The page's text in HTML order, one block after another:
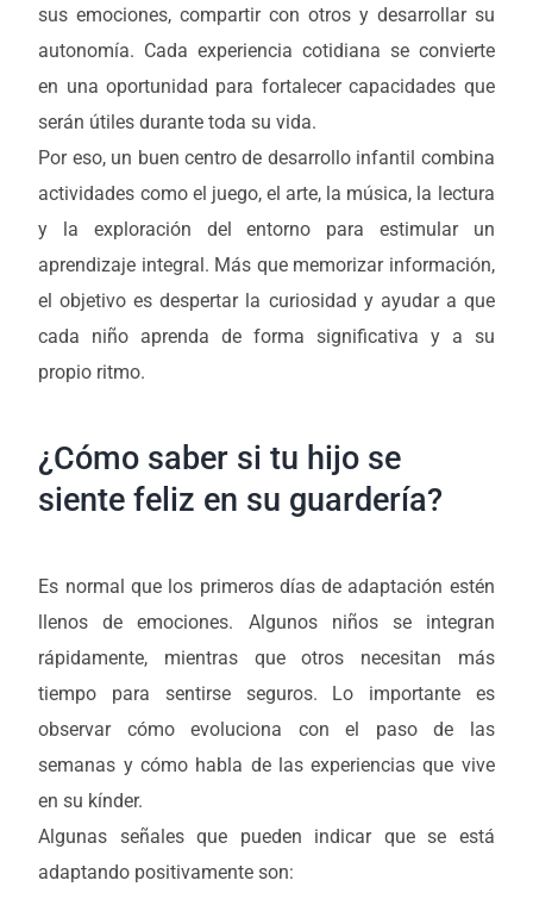
sus emociones, compartir con otros y desarrollar su
autonomía. Cada experiencia cotidiana se convierte
en una oportunidad para fortalecer capacidades que
serán útiles durante toda su vida.
Por eso, un buen centro de desarrollo infantil combina
actividades como el juego, el arte, la música, la lectura
y la exploración del entorno para estimular un
aprendizaje integral. Más que memorizar información,
el objetivo es despertar la curiosidad y ayudar a que
cada niño aprenda de forma significativa y a su
propio ritmo.
¿Cómo saber si tu hijo se
siente feliz en su guardería?
Es normal que los primeros días de adaptación estén
llenos de emociones. Algunos niños se integran
rápidamente, mientras que otros necesitan más
tiempo para sentirse seguros. Lo importante es
observar cómo evoluciona con el paso de las
semanas y cómo habla de las experiencias que vive
en su kínder.
Algunas señales que pueden indicar que se está
adaptando positivamente son: